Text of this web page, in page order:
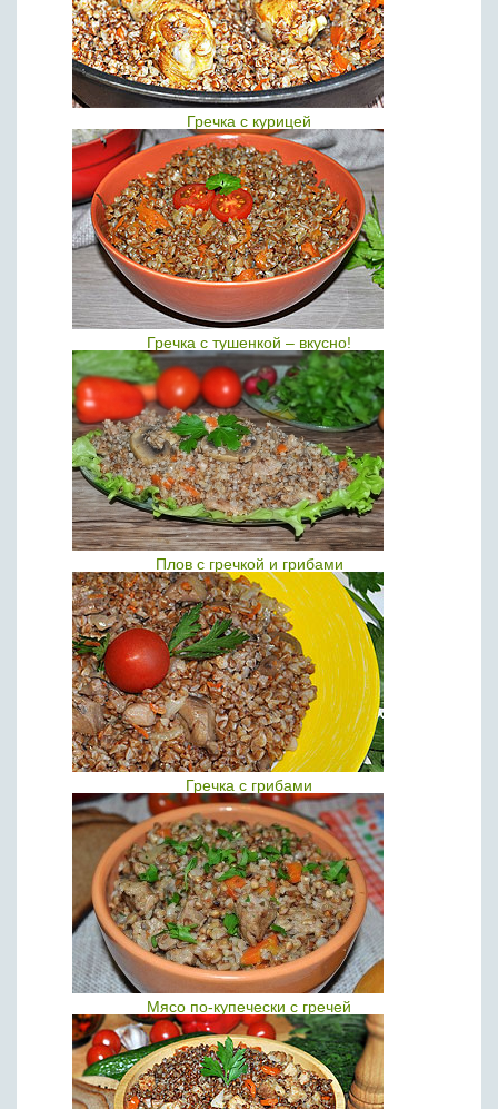
Гречка с курицей
Гречка с тушенкой – вкусно!
Плов с гречкой и грибами
Гречка с грибами
Мясо по-купечески с гречей